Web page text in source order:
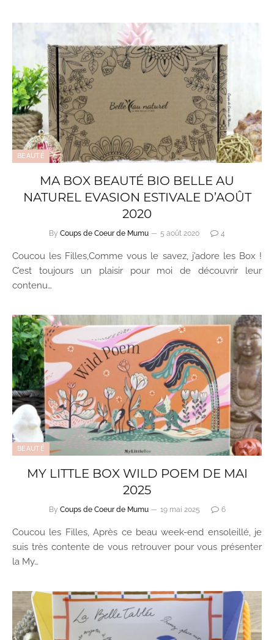
BEAUTÉ
MA BOX BEAUTÉ BIO BELLE AU
NATUREL EVASION ESTIVALE D’AOÛT
2020
By Coups de Coeur de Mumu 5 août 2020 4
Coucou les Filles,Comme vous le savez, j’adore les Box !
C’est toujours un plaisir pour moi de découvrir leur
contenu…
BEAUTÉ
MY LITTLE BOX WILD POEM DE MAI
2025
By Coups de Coeur de Mumu 19 mai 2025 6
Coucou les Filles, Après ce beau week-end ensoleillé, je
suis très contente de vous retrouver pour vous présenter
la My…